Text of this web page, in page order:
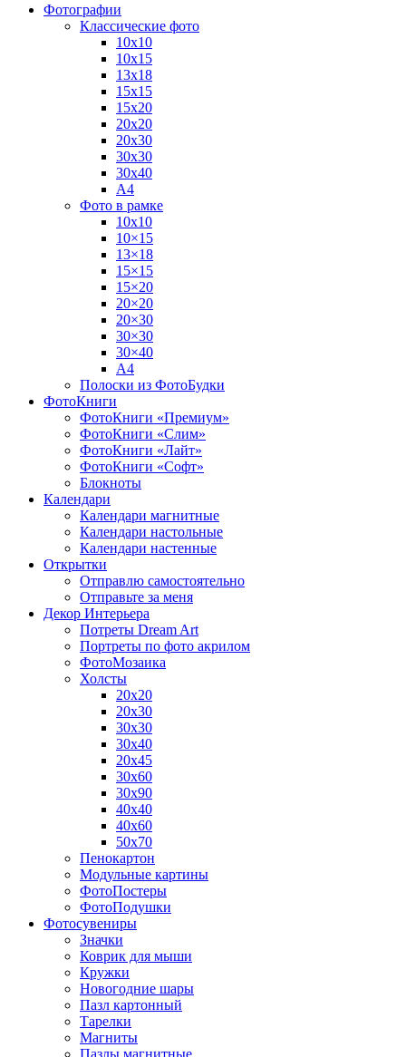
Фотографии
Классические фото
10х10
10х15
13х18
15х15
15х20
20х20
20х30
30х30
30х40
А4
Фото в рамке
10х10
10×15
13×18
15×15
15×20
20×20
20×30
30×30
30×40
A4
Полоски из ФотоБудки
ФотоКниги
ФотоКниги «Премиум»
ФотоКниги «Слим»
ФотоКниги «Лайт»
ФотоКниги «Софт»
Блокноты
Календари
Календари магнитные
Календари настольные
Календари настенные
Открытки
Отправлю самостоятельно
Отправьте за меня
Декор Интерьера
Потреты Dream Art
Портреты по фото акрилом
ФотоМозаика
Холсты
20х20
20х30
30х30
30х40
20х45
30х60
30х90
40х40
40х60
50х70
Пенокартон
Модульные картины
ФотоПостеры
ФотоПодушки
Фотоcувениры
Значки
Коврик для мыши
Кружки
Новогодние шары
Пазл картонный
Тарелки
Магниты
Пазлы магнитные